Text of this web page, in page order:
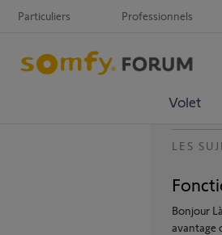
Particuliers Professionnels
Volet
LES
Bonjour
avantage